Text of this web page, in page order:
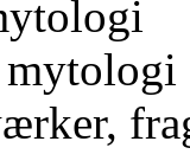
mytologi